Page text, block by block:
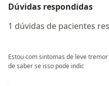
Dúvidas respondidas
1 dúvidas de pacientes
Estou com sintomas de leve
de saber se isso pode indic